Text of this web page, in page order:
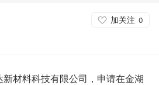
加关注 0
材料科技有限公司，申请在金湖